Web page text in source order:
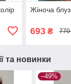
Жіноча
693₴ 770
та новинки
–49%